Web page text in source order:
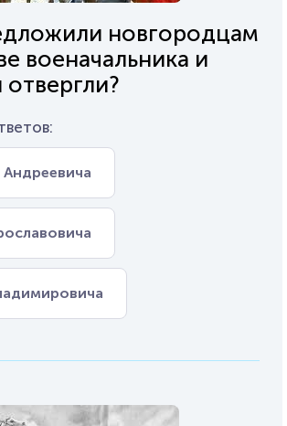
новгородцам
военачальника и